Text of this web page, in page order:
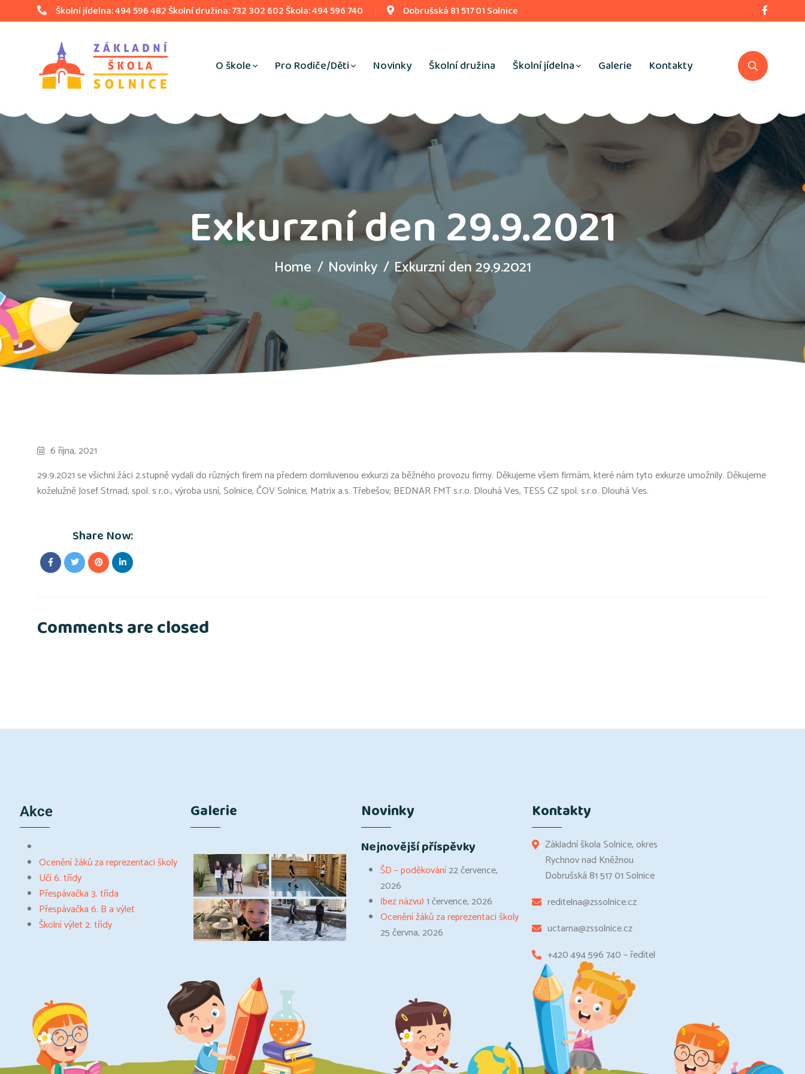
Školní jídelna: 494 596 482 Školní družina: 732 302 602 Škola: 494 596 740 Dobrušská 81 517 01 Solnice
O škole Pro Rodiče/Děti Novinky Školní družina Školní jídelna Galerie Kontakty
Exkurzní den 29.9.2021
Home Novinky Exkurzní den 29.9.2021
6 října, 2021
29.9.2021 se všichni žáci 2.stupně vydali do různých firem na předem domluvenou exkurzi za běžného provozu firmy. Děkujeme všem firmám, které nám tyto exkurze umožnily. Děkujeme
koželužně Josef Strnad, spol. s r.o., výroba usní, Solnice, ČOV Solnice, Matrix a.s. Třebešov, BEDNAR FMT s.r.o. Dlouhá Ves, TESS CZ spol. s.r.o. Dlouhá Ves.
Share Now:
Comments are closed
Akce
Ocenění žáků za reprezentaci školy
Učí 6. třídy
Přespávačka 3. třída
Přespávačka 6. B a výlet
Školní výlet 2. třídy
Galerie Novinky
Nejnovější příspěvky
ŠD – poděkování22 července,
2026
(bez názvu)1 července, 2026
Ocenění žáků za reprezentaci školy
25 června, 2026
Kontakty
Základní škola Solnice, okres
Rychnov nad Kněžnou
Dobrušská 81 517 01 Solnice
reditelna@zssolnice.cz
uctarna@zssolnice.cz
+420 494 596 740 – ředitel